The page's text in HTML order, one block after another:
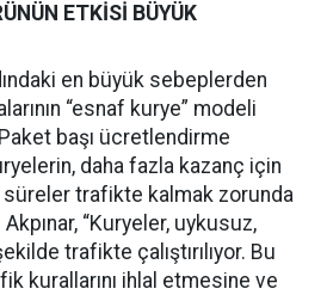
ETKİSİ BÜYÜK
en büyük sebeplerden
“esnaf kurye” modeli
başı ücretlendirme
daha fazla kazanç için
trafikte kalmak zorunda
“Kuryeler, uykusuz,
trafikte çalıştırılıyor. Bu
kurallarını ihlal etmesine ve